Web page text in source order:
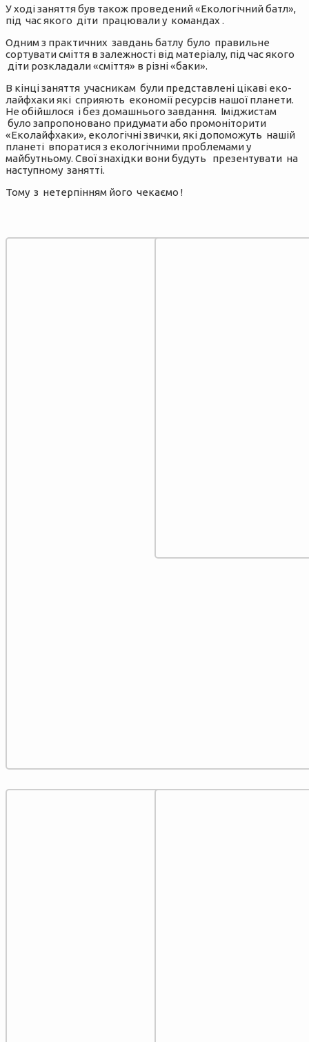
У ході заняття був також проведений «Екологічний батл»,
під час якого діти працювали у командах .
Одним з практичних завдань батлу було правильне
сортувати сміття в залежності від матеріалу, під час якого
діти розкладали «сміття» в різні «баки».
В кінці заняття учасникам були представлені цікаві еко-
лайфхаки які сприяють економії ресурсів нашої планети.
Не обійшлося і без домашнього завдання. Іміджистам
було запропоновано придумати або промоніторити
«Еколайфхаки», екологічні звички, які допоможуть нашій
планеті впоратися з екологічними проблемами у
майбутньому. Свої знахідки вони будуть презентувати на
наступному занятті.
Тому з нетерпінням його чекаємо !